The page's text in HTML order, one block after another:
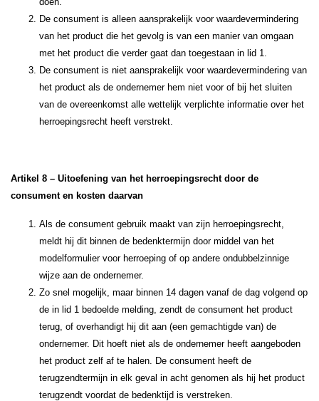
De consument is alleen aansprakelijk voor waardevermindering
van het product die het gevolg is van een manier van omgaan
met het product die verder gaat dan toegestaan in lid 1.
De consument is niet aansprakelijk voor waardevermindering van
het product als de ondernemer hem niet voor of bij het sluiten
van de overeenkomst alle wettelijk verplichte informatie over het
herroepingsrecht heeft verstrekt.
Artikel 8 – Uitoefening van het herroepingsrecht door de
consument en kosten daarvan
Als de consument gebruik maakt van zijn herroepingsrecht,
meldt hij dit binnen de bedenktermijn door middel van het
modelformulier voor herroeping of op andere ondubbelzinnige
wijze aan de ondernemer.
Zo snel mogelijk, maar binnen 14 dagen vanaf de dag volgend op
de in lid 1 bedoelde melding, zendt de consument het product
terug, of overhandigt hij dit aan (een gemachtigde van) de
ondernemer. Dit hoeft niet als de ondernemer heeft aangeboden
het product zelf af te halen. De consument heeft de
terugzendtermijn in elk geval in acht genomen als hij het product
terugzendt voordat de bedenktijd is verstreken.